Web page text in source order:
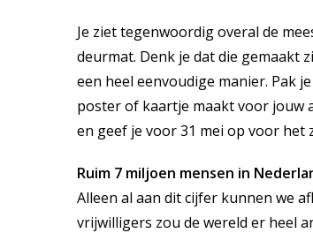
Je ziet tegenwoordig overal de
deurmat. Denk je dat die gemaakt
een heel eenvoudige manier. Pak
poster of kaartje maakt voor jouw
en geef je voor 31 mei op voor het
Ruim 7 miljoen mensen in
Alleen al aan dit cijfer kunnen we
vrijwilligers zou de wereld er heel